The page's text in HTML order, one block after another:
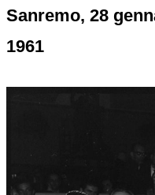
Sanremo, 28
1961